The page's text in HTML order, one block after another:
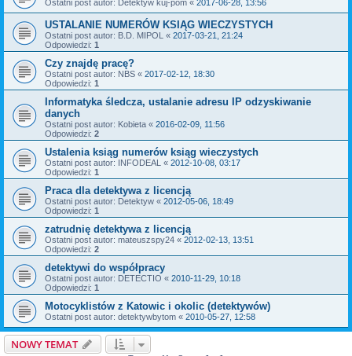
Ostatni post autor: Detektyw kuj-pom « 2017-06-28, 13:56
USTALANIE NUMERÓW KSIĄG WIECZYSTYCH
Ostatni post autor: B.D. MIPOL « 2017-03-21, 21:24
Odpowiedzi: 1
Czy znajdę pracę?
Ostatni post autor: NBS « 2017-02-12, 18:30
Odpowiedzi: 1
Informatyka śledcza, ustalanie adresu IP odzyskiwanie
danych
Ostatni post autor: Kobieta « 2016-02-09, 11:56
Odpowiedzi: 2
Ustalenia ksiąg numerów ksiąg wieczystych
Ostatni post autor: INFODEAL « 2012-10-08, 03:17
Odpowiedzi: 1
Praca dla detektywa z licencją
Ostatni post autor: Detektyw « 2012-05-06, 18:49
Odpowiedzi: 1
zatrudnię detektywa z licencją
Ostatni post autor: mateuszspy24 « 2012-02-13, 13:51
Odpowiedzi: 2
detektywi do współpracy
Ostatni post autor: DETECTIO « 2010-11-29, 10:18
Odpowiedzi: 1
Motocyklistów z Katowic i okolic (detektywów)
Ostatni post autor: detektywbytom « 2010-05-27, 12:58
NOWY TEMAT